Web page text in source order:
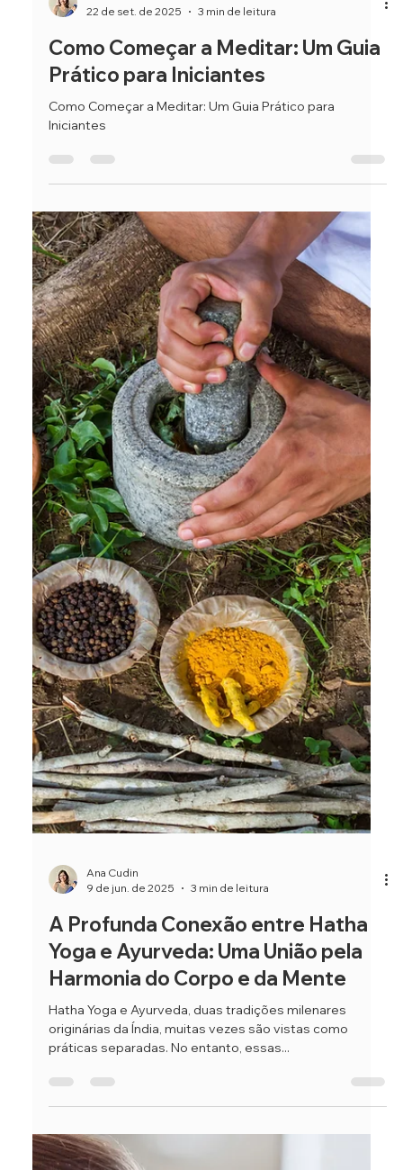
Ana Cudin
22 de set. de 2025
3 min de leitura
Como Começar a Meditar: Um Guia
Prático para Iniciantes
Como Começar a Meditar: Um Guia Prático para
Iniciantes